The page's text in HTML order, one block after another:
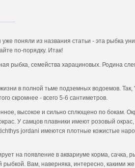
поняли из названия статьи - эта рыбка
по-порядку. Итак!
рыбка, семейства харациновых. Родина
в полной тьме подземных водоемов. Так,
скромнее - всего 5-6 сантиметров.
высокое и сильно сплющено по бокам.
У самцов плавники имеют розовый
jordani имеются плотные кожистые
на появление в аквариуме корма, сачка,
рыбкой. Вам, наверняка, интересно, какими